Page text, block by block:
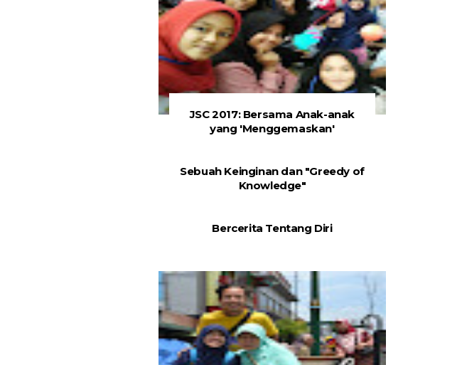
JSC 2017: Bersama Anak-anak
yang 'Menggemaskan'
Sebuah Keinginan dan "Greedy of
Knowledge"
Bercerita Tentang Diri